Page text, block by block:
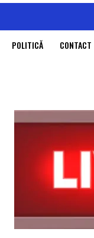
POLITICĂ CONTACT